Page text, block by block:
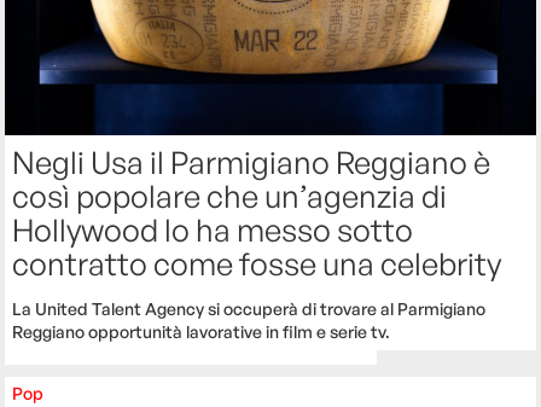
Negli Usa il Parmigiano Reggiano è
così popolare che un’agenzia di
Hollywood lo ha messo sotto
contratto come fosse una celebrity
La United Talent Agency si occuperà di trovare al Parmigiano
Reggiano opportunità lavorative in film e serie tv.
Pop